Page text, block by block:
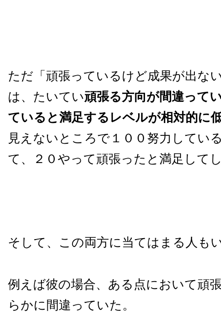
ただ「頑張っているけど成果が出な
は、たいてい頑張る方向が間違って
ていると満足するレベルが相対的に
見えないところで１００努力してい
て、２０やって頑張ったと満足して
そして、この両方に当てはまる人も
例えば彼の場合、ある点において頑
らかに間違っていた。